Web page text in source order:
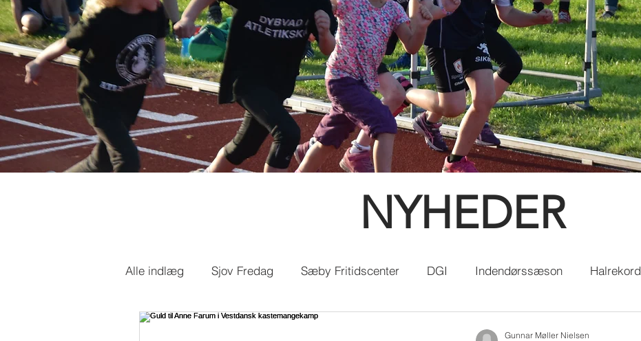
NYHEDER
Alle indlæg Sjov Fredag Sæby Fritidscenter DGI Indendørssæson Halrekord
Gunnar Møller Nielsen